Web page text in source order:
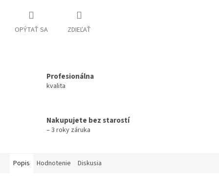
OPÝTAŤ SA ZDIEĽAŤ
Profesionálna
kvalita
Nakupujete bez starostí
– 3 roky záruka
Popis Hodnotenie Diskusia